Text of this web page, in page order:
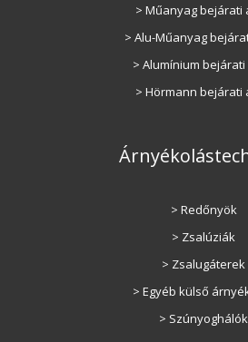
> Műanyag bejárati
> Alu-Műanyag
> Alumínium
> Hörmann bejárati
> Redőnyök
> Zsalúziák
> Zsalugáterek
> Egyéb külső
> Szúnyoghálók